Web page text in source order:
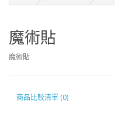
魔術貼
魔術貼
商品比較清單 (0)